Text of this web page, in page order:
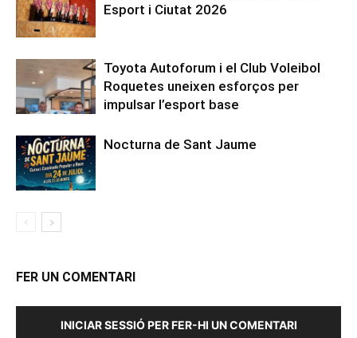
Esport i Ciutat 2026
Toyota Autoforum i el Club Voleibol
Roquetes uneixen esforços per
impulsar l’esport base
Nocturna de Sant Jaume
FER UN COMENTARI
INICIAR SESSIÓ PER FER-HI UN COMENTARI